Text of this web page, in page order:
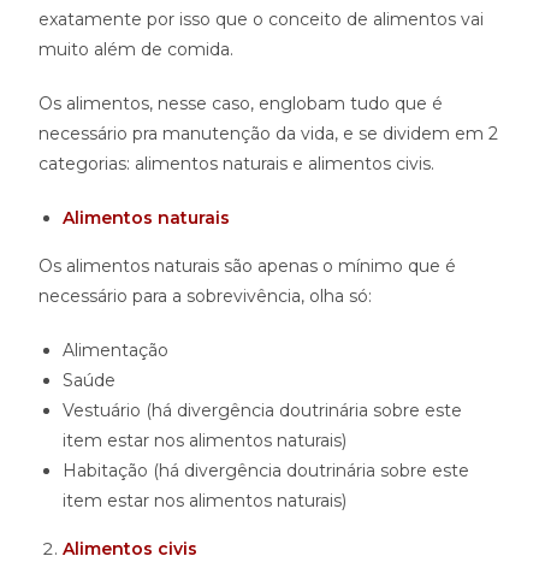
exatamente por isso que o conceito de alimentos vai
muito além de comida.
Os alimentos, nesse caso, englobam tudo que é
necessário pra manutenção da vida, e se dividem em 2
categorias: alimentos naturais e alimentos civis.
Alimentos naturais
Os alimentos naturais são apenas o mínimo que é
necessário para a sobrevivência, olha só:
Alimentação
Saúde
Vestuário (há divergência doutrinária sobre este
item estar nos alimentos naturais)
Habitação (há divergência doutrinária sobre este
item estar nos alimentos naturais)
Alimentos civis